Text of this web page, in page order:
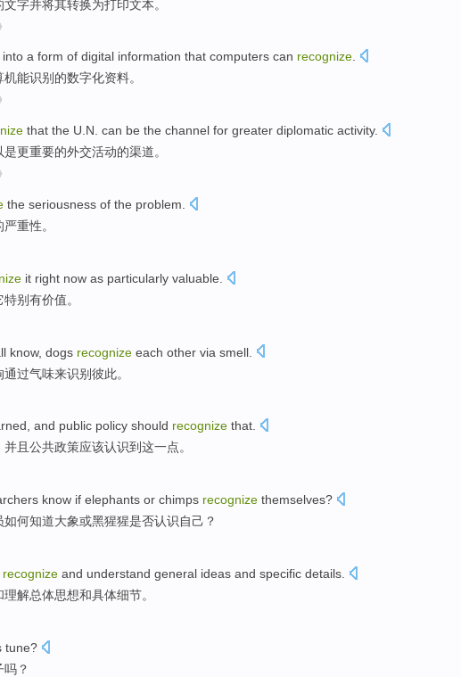
文字并将其转换为打印文本。
into a form of digital information that computers can recognize.
机能识别的数字化资料。
that the U.N. can be the channel for greater diplomatic activity.
是更重要的外交活动的渠道。
the seriousness of the problem
严重性。
it right now as particularly valuable
特别有价值。
know, dogs recognize each other via smell
通过气味来识别彼此。
, and public policy should recognize that.
并且 公共政策应该认识到这一点。
know if elephants or chimps recognize themselves?
如何知道大象或黑猩猩是否认识自己 ？
recognize and understand general ideas and specific details
理解总体思想和具体细节。
tune?
吗？